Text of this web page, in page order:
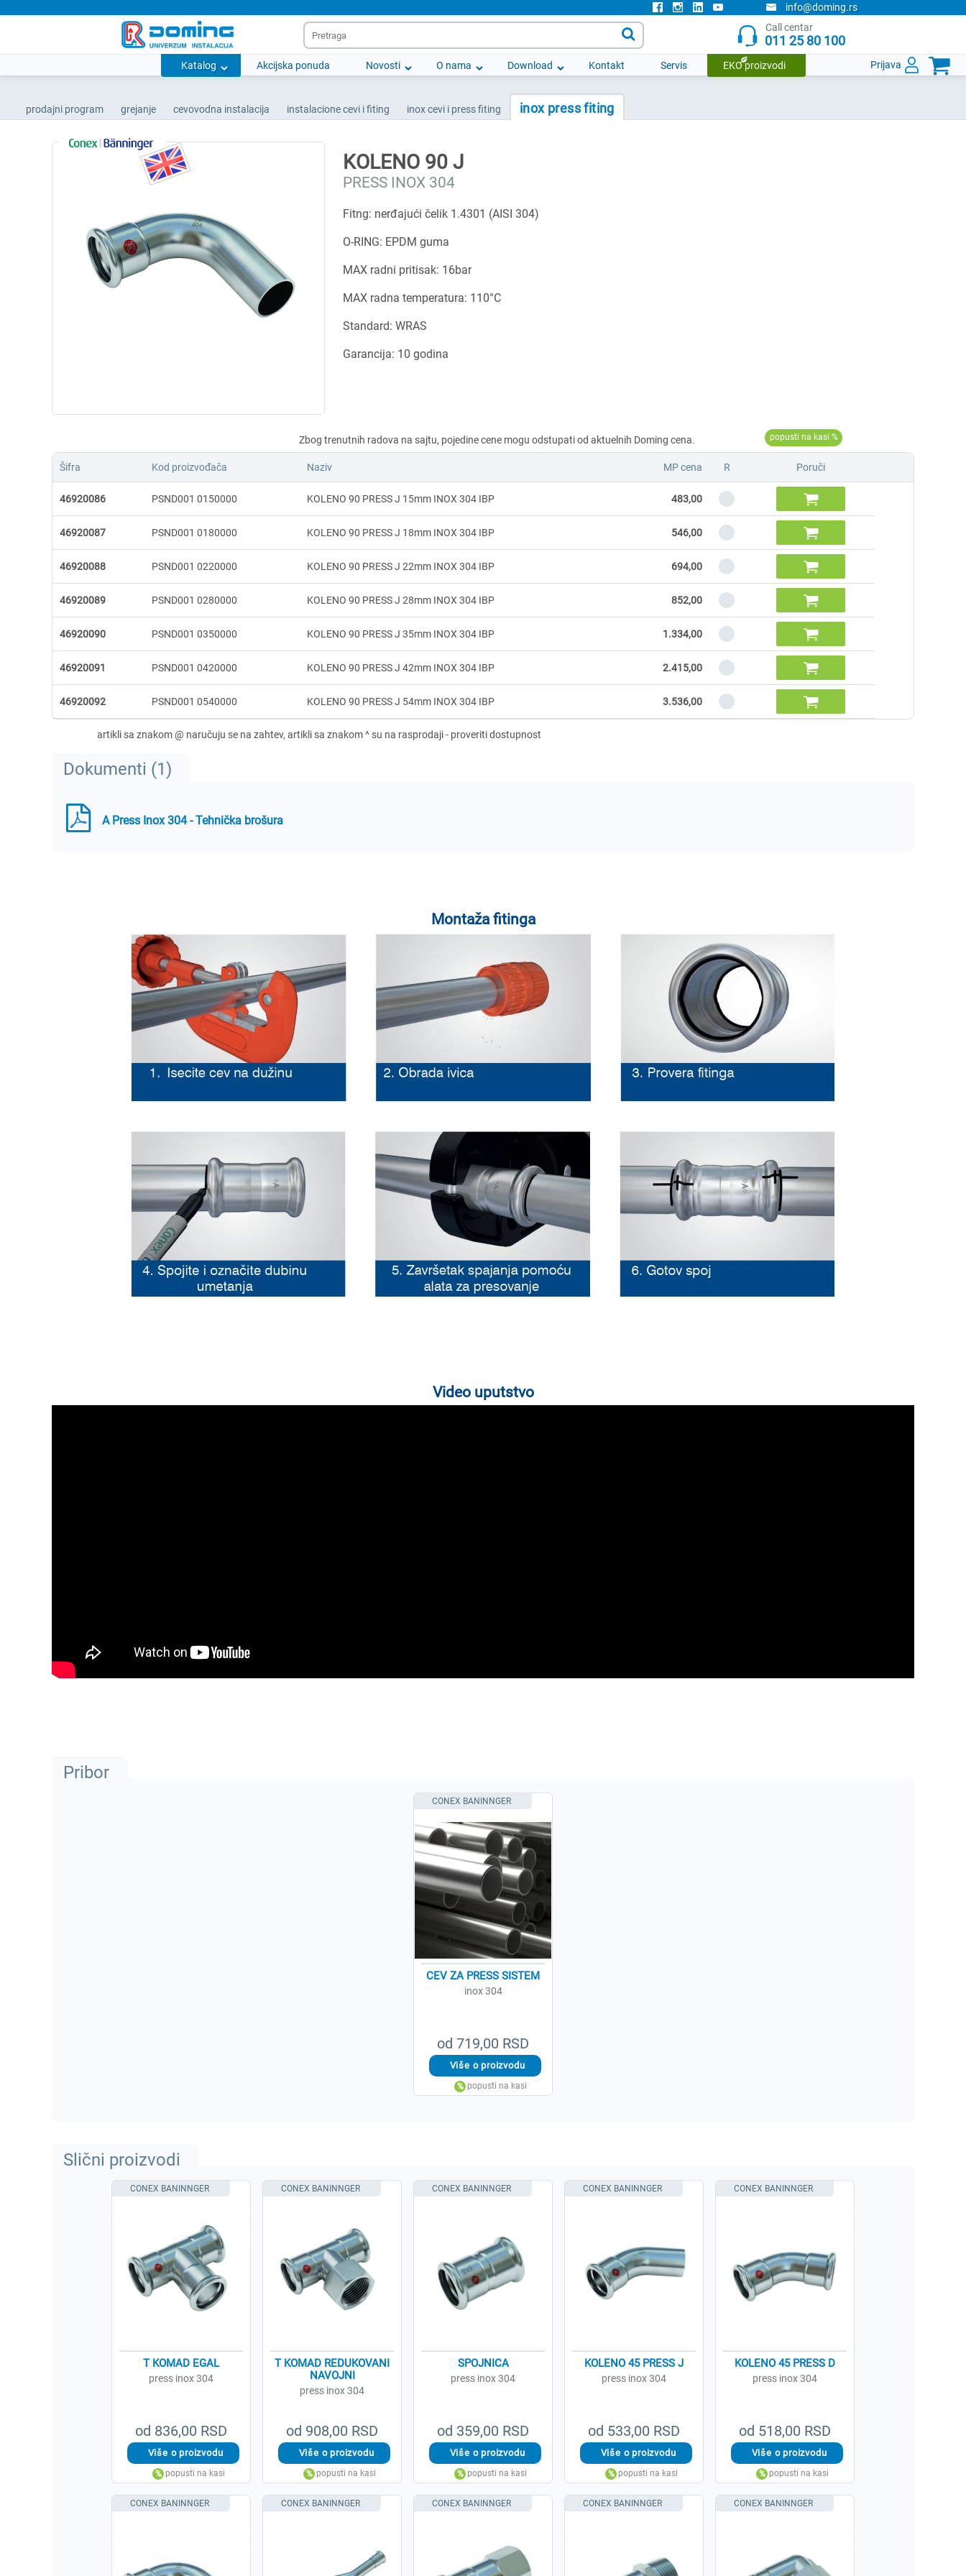
info@doming.rs
Call centar
011 25 80 100
Katalog Akcijska ponuda Novosti O nama Download Kontakt Servis EKO proizvodi Prijava 

prodajni program grejanje cevovodna instalacija instalacione cevi i fiting inox cevi i press fiting inox press fiting
KOLENO 90 J
PRESS INOX 304
Fitng: nerđajući čelik 1.4301 (AISI 304)
O-RING: EPDM guma
MAX radni pritisak: 16bar
MAX radna temperatura: 110°C
Standard: WRAS
Garancija: 10 godina
Šifra Kod proizvođača Naziv MP cena R Poruči
46920086 PSND001 0150000 KOLENO 90 PRESS J 15mm INOX 304 IBP 483,00 
46920087 PSND001 0180000 KOLENO 90 PRESS J 18mm INOX 304 IBP 546,00 
46920088 PSND001 0220000 KOLENO 90 PRESS J 22mm INOX 304 IBP 694,00 
46920089 PSND001 0280000 KOLENO 90 PRESS J 28mm INOX 304 IBP 852,00 
46920090 PSND001 0350000 KOLENO 90 PRESS J 35mm INOX 304 IBP 1.334,00 
46920091 PSND001 0420000 KOLENO 90 PRESS J 42mm INOX 304 IBP 2.415,00 
46920092 PSND001 0540000 KOLENO 90 PRESS J 54mm INOX 304 IBP 3.536,00 
Dokumenti (1)
A Press Inox 304 - Tehnička brošura
Montaža fitinga
Video uputstvo
Pribor
od 719,00 RSD
CEV ZA PRESS SISTEM
inox 304
CONEX BANINNGER
Slični proizvodi
od 836,00 RSD
T KOMAD EGAL
press inox 304
CONEX BANINNGER
od 908,00 RSD
T KOMAD REDUKOVANI
NAVOJNI
press inox 304
CONEX BANINNGER
od 359,00 RSD
SPOJNICA
press inox 304
CONEX BANINNGER
od 533,00 RSD
KOLENO 45 PRESS J
press inox 304
CONEX BANINNGER
od 518,00 RSD
KOLENO 45 PRESS D
press inox 304
CONEX BANINNGER
CONEX BANINNGER CONEX BANINNGER CONEX BANINNGER CONEX BANINNGER CONEX BANINNGER